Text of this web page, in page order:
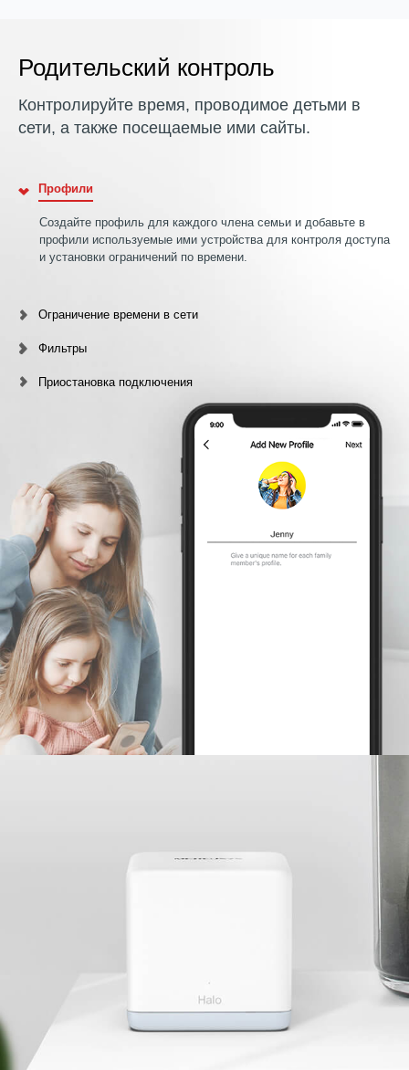
Родительский контроль
Контролируйте время, проводимое детьми в
сети, а также посещаемые ими сайты.
Профили
Создайте профиль для каждого члена семьи и добавьте в
профили используемые ими устройства для контроля доступа
и установки ограничений по времени.
Ограничение времени в сети
Фильтры
Приостановка подключения